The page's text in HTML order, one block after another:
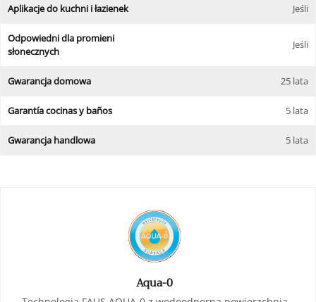
Aplikacje do kuchni i łazienek Jeśli
Odpowiedni dla promieni
słonecznych
Jeśli
Gwarancja domowa 25 lata
Garantía cocinas y baños 5 lata
Gwarancja handlowa 5 lata
Aqua-0